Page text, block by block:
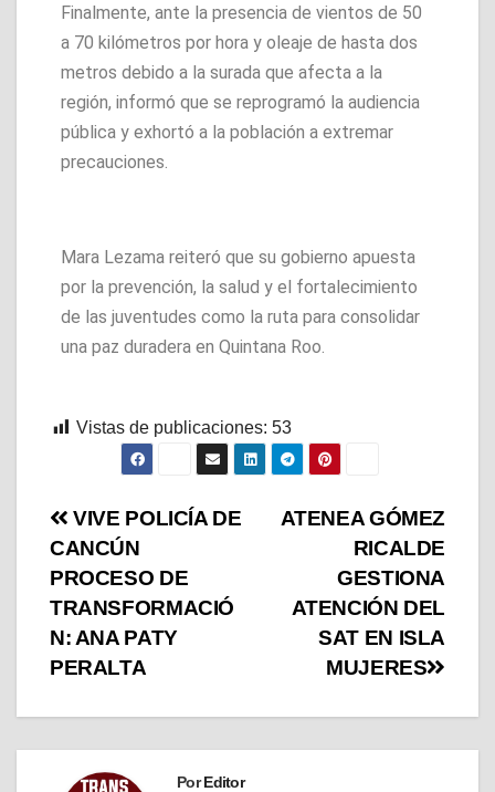
Finalmente, ante la presencia de vientos de 50
a 70 kilómetros por hora y oleaje de hasta dos
metros debido a la surada que afecta a la
región, informó que se reprogramó la audiencia
pública y exhortó a la población a extremar
precauciones.
Mara Lezama reiteró que su gobierno apuesta
por la prevención, la salud y el fortalecimiento
de las juventudes como la ruta para consolidar
una paz duradera en Quintana Roo.
Vistas de publicaciones: 53
ATENEA GÓMEZ
RICALDE
GESTIONA
ATENCIÓN DEL
SAT EN ISLA
MUJERES
VIVE POLICÍA DE
CANCÚN
PROCESO DE
TRANSFORMACIÓ
N: ANA PATY
PERALTA
PorEditor